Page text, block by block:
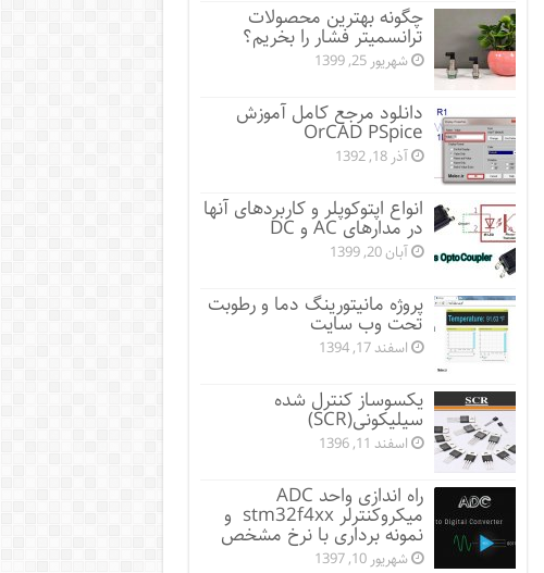
چگونه بهترین محصولات
ترانسمیتر فشار را بخریم؟
شهریور 25, 1399
دانلود مرجع کامل آموزش
OrCAD PSpice
آذر 18, 1392
انواع اپتوکوپلر و کاربردهای آنها
در مدارهای AC و DC
آبان 20, 1399
پروژه مانيتورينگ دما و رطوبت
تحت وب سایت
اسفند 17, 1394
یکسوساز کنترل شده
سیلیکونی(SCR)
اسفند 11, 1396
راه اندازی واحد ADC
میکروکنترلر stm32f4xx و
نمونه برداری با نرخ مشخص
شهریور 10, 1397